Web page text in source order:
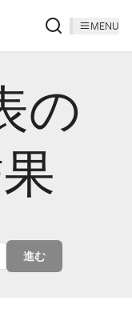
MENU
の
進む